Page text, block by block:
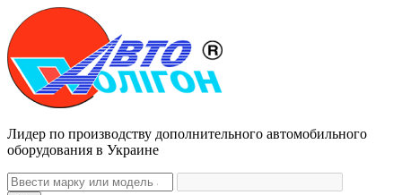
Лидер по производству дополнительного автомобильного
оборудования в Украине